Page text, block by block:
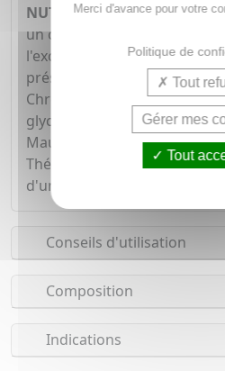
NUTREOV Pectiligne Ventre
un complément alimentaire
l'excès de flatulence après le
présence de Chardon actif et
Chrome aide à maintenir un
glycémie dans le cadre d'un
Mauve participe au confort
Thé vert favorise la perte de
d'une régime adapté.
Conseils d'utilisation
Composition
Indications
Merci d'avance pour votre
Politique de
Tout
Gérer mes
Tout